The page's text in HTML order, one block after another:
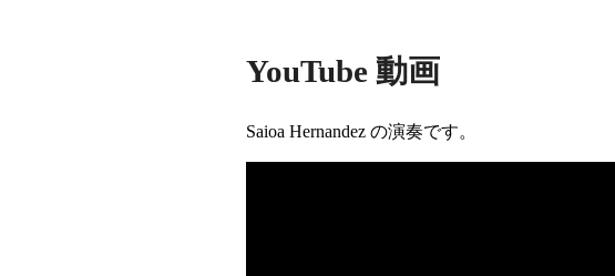
YouTube 動画
Saioa Hernandez の演奏です。